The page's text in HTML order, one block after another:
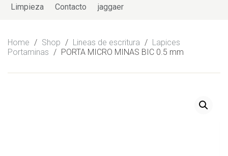
Limpieza Contacto jaggaer
Home / Shop / Lineas de escritura / Lapices
Portaminas / PORTA MICRO MINAS BIC 0.5 mm